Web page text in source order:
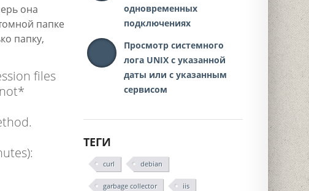
она
папке
папку,
files
одновременных
подключениях
Просмотр системного
лога UNIX с указанной
даты или с указанным
сервисом
ТЕГИ
curl debian
garbage collector iis